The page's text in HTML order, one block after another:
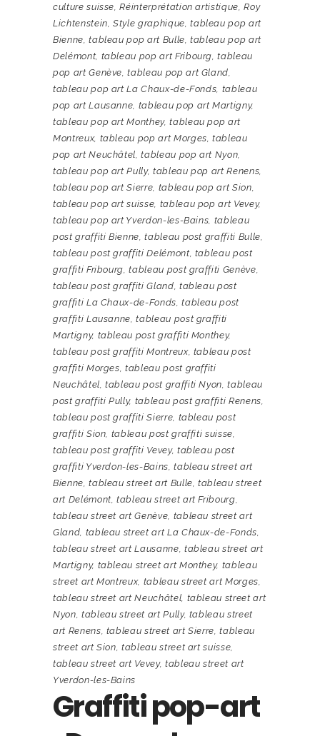
culture suisse ,Réinterprétation artistique ,Roy
Lichtenstein ,Style graphique ,tableau pop art
Bienne ,tableau pop art Bulle ,tableau pop art
Delémont tableau pop art Fribourg ,tableau
pop art Genève ,tableau pop art Gland
tableau pop art La Chaux-de-Fonds tableau
pop art Lausanne tableau pop art Martigny,
tableau pop art Monthey,tableau pop art
Montreux, tableau pop art Morges ,tableau
pop art Neuchâtel ,tableau pop art Nyon
tableau pop art Pully, tableau pop art Renens
tableau pop art Sierre tableau pop art Sion
tableau pop art suisse tableau pop art Vevey,
tableau pop art Yverdon-les-Bains tableau
post graffiti Bienne ,tableau post graffiti Bulle
tableau post graffiti Delémont tableau post
graffiti Fribourg ,tableau post graffiti Genève
tableau post graffiti Gland tableau post
graffiti La Chaux-de-Fonds ,tableau post
graffiti Lausanne ,tableau post graffiti
Martigny, tableau post graffiti Monthey,
tableau post graffiti Montreux, tableau post
graffiti Morges ,tableau post graffiti
Neuchâtel ,tableau post graffiti Nyon ,tableau
post graffiti Pully, tableau post graffiti Renens
tableau post graffiti Sierre tableau post
graffiti Sion tableau post graffiti suisse
tableau post graffiti Vevey, tableau post
graffiti Yverdon-les-Bains ,tableau street art
Bienne ,tableau street art Bulle ,tableau street
art Delémont ,tableau street art Fribourg
tableau street art Genève tableau street art
Gland tableau street art La Chaux-de-Fonds
tableau street art Lausanne tableau street art
Martigny, tableau street art Monthey, tableau
street art Montreux, tableau street art Morges
tableau street art Neuchâtel tableau street art
Nyon tableau street art Pully, tableau street
art Renens tableau street art Sierre ,tableau
street art Sion ,tableau street art suisse
tableau street art Vevey, tableau street art
Yverdon-les-Bains
Graffiti pop-art